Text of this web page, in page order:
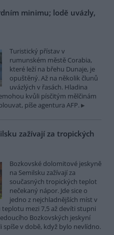
minimu; lodě uvázly,
Turistický přístav v
rumunském městě Corabia,
které leží na břehu Dunaje, je
opuštěný. Až na několik člunů
uvázlých v řasách. Hladina
kvůli písčitým mělčinám
píše agentura AFP.
zažívají za tropických
Bozkovské dolomitové jeskyně
na Semilsku zažívají za
současných tropických teplot
nečekaný nápor. Jde sice o
jedno z nejchladnějších míst v
mezi 7,5 až devíti stupni
Bozkovských jeskyní
spíše v době, když bylo nevlídno.